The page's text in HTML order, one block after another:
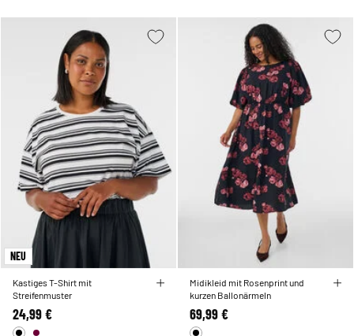
NEU
Kastiges T-Shirt mit
Streifenmuster
24,99 €
Midikleid mit Rosenprint und
kurzen Ballonärmeln
69,99 €